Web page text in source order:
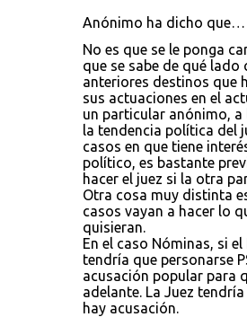
Anónimo ha dicho que…
No es que se le ponga
que se sabe de qué lado
anteriores destinos que
sus actuaciones en el
un particular anónimo,
la tendencia política del
casos en que tiene
político, es bastante
hacer el juez si la otra
Otra cosa muy distinta
casos vayan a hacer lo
quisieran.
En el caso Nóminas, si
tendría que personarse
acusación popular para
adelante. La Juez
hay acusación.